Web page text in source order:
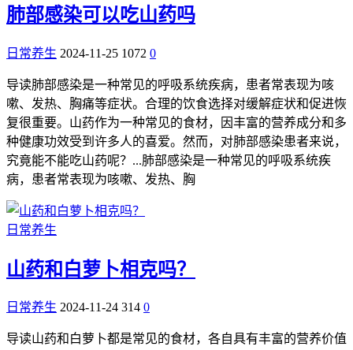
肺部感染可以吃山药吗
日常养生 2024-11-25 1072 0
导读肺部感染是一种常见的呼吸系统疾病，患者常表现为咳
嗽、发热、胸痛等症状。合理的饮食选择对缓解症状和促进恢
复很重要。山药作为一种常见的食材，因丰富的营养成分和多
种健康功效受到许多人的喜爱。然而，对肺部感染患者来说，
究竟能不能吃山药呢？...肺部感染是一种常见的呼吸系统疾
病，患者常表现为咳嗽、发热、胸
日常养生
山药和白萝卜相克吗？
日常养生 2024-11-24 314 0
导读山药和白萝卜都是常见的食材，各自具有丰富的营养价值